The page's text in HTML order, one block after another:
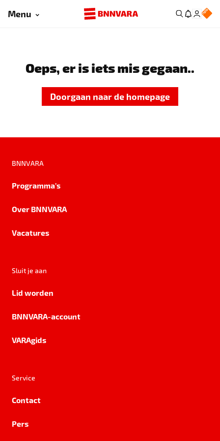
Menu
Oeps, er is iets mis gegaan..
Doorgaan naar de homepage
BNNVARA
Programma's
Over BNNVARA
Vacatures
Sluit je aan
Lid worden
BNNVARA-account
VARAgids
Service
Contact
Pers